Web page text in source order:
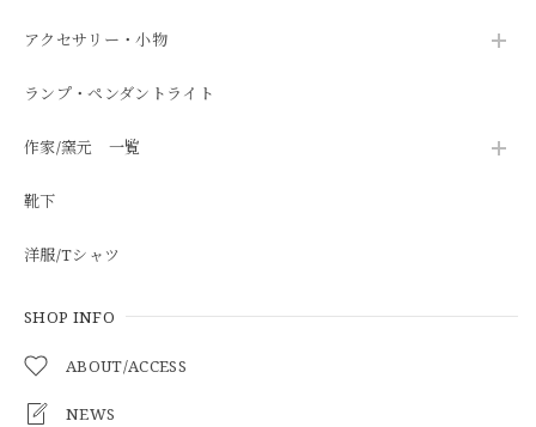
アクセサリー・小物
ランプ・ペンダントライト
作家/窯元 一覧
靴下
洋服/Tシャツ
SHOP INFO
ABOUT/ACCESS
NEWS